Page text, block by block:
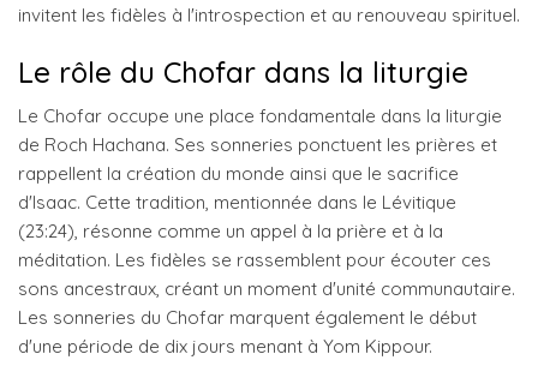
invitent les fidèles à l'introspection et au renouveau spirituel.
Le rôle du Chofar dans la liturgie
Le Chofar occupe une place fondamentale dans la liturgie
de Roch Hachana. Ses sonneries ponctuent les prières et
rappellent la création du monde ainsi que le sacrifice
d'Isaac. Cette tradition, mentionnée dans le Lévitique
(23:24), résonne comme un appel à la prière et à la
méditation. Les fidèles se rassemblent pour écouter ces
sons ancestraux, créant un moment d'unité communautaire.
Les sonneries du Chofar marquent également le début
d'une période de dix jours menant à Yom Kippour.